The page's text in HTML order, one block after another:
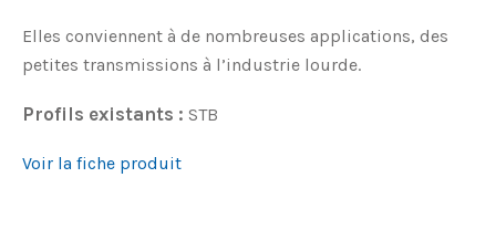
Elles conviennent à de nombreuses applications, des
petites transmissions à l’industrie lourde.
Profils existants : STB
Voir la fiche produit